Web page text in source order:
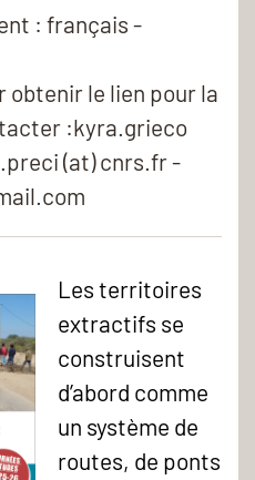
: français -
obtenir le lien pour la
:kyra.grieco
(at) cnrs.fr -
Les territoires
extractifs se
construisent
d’abord comme
un système de
routes, de ponts